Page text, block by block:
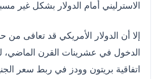
الاسترليني أمام الدولار بشكل غير
إلا أن الدولار الأمريكي قد تعافى من
الدخول في عشرينات القرن الماضي،
اتفاقية بريتون وودز في ربط سعر